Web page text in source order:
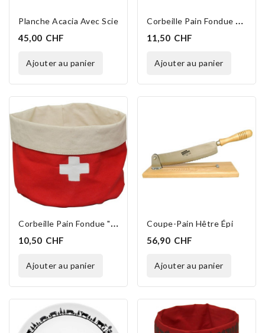
Planche Acacia Avec Scie
45,00 CHF
ajouter au panier
C
Orbeille Pain Fondue Rondo Vichy 20 Cm
11,50 CHF
ajouter au panier
C
Orbeille Pain Fondue "Croix Swiss 20 Cm"
10,50 CHF
ajouter au panier
Coupe-Pain Hêtre Épi
56,90 CHF
ajouter au panier